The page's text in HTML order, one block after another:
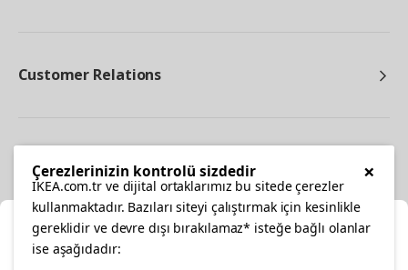
Customer Relations
×
Çerezlerinizin kontrolü sizdedir
IKEA.com.tr ve dijital ortaklarımız bu sitede çerezler
kullanmaktadır. Bazıları siteyi çalıştırmak için kesinlikle
gereklidir ve devre dışı bırakılamaz* isteğe bağlı olanlar
ise aşağıdadır: